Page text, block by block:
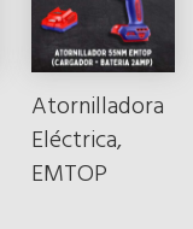
Atornilladora
Eléctrica,
EMTOP